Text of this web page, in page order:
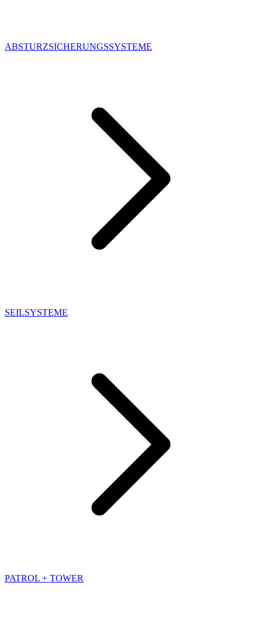
ABSTURZSICHERUNGSSYSTEME
SEILSYSTEME
PATROL + TOWER